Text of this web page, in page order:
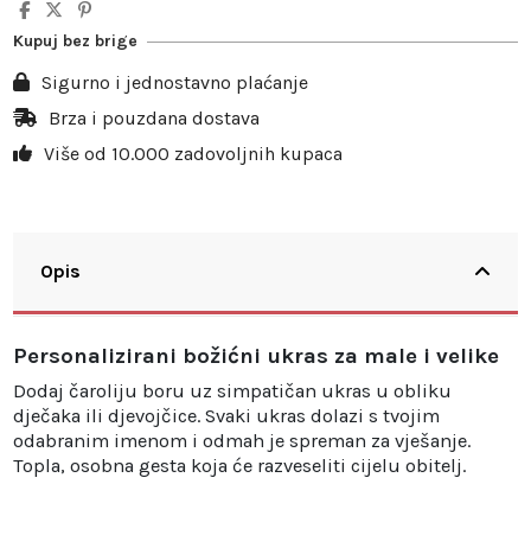
Kupuj bez brige
Sigurno i jednostavno plaćanje
Brza i pouzdana dostava
Više od 10.000 zadovoljnih kupaca
Opis
Personalizirani božićni ukras za male i velike
Dodaj čaroliju boru uz simpatičan ukras u obliku
dječaka ili djevojčice. Svaki ukras dolazi s tvojim
odabranim imenom i odmah je spreman za vješanje.
Topla, osobna gesta koja će razveseliti cijelu obitelj.